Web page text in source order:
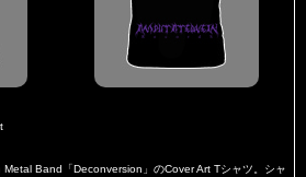
Metal Band「Deconversion」のCover Art Tシャツ。シャ